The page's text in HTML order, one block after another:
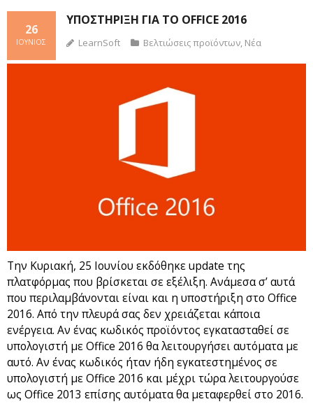
ΥΠΟΣΤΉΡΙΞΗ ΓΙΑ ΤΟ OFFICE 2016
26
ΙΟΎΝΙΟΣ LearnSoft Βελτιώσεις προϊόντων, Νέα
Την Κυριακή, 25 Ιουνίου εκδόθηκε update της
πλατφόρμας που βρίσκεται σε εξέλιξη. Ανάμεσα σ’ αυτά
που περιλαμβάνονται είναι και η υποστήριξη στο Office
2016. Από την πλευρά σας δεν χρειάζεται κάποια
ενέργεια. Αν ένας κωδικός προϊόντος εγκατασταθεί σε
υπολογιστή με Office 2016 θα λειτουργήσει αυτόματα με
αυτό. Αν ένας κωδικός ήταν ήδη εγκατεστημένος σε
υπολογιστή με Office 2016 και μέχρι τώρα λειτουργούσε
ως Office 2013 επίσης αυτόματα θα μεταφερθεί στο 2016.